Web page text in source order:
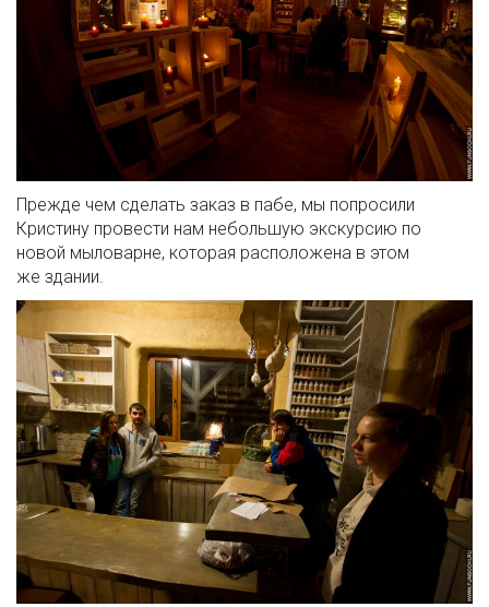
Прежде чем сделать заказ в пабе, мы попросили
Кристину провести нам небольшую экскурсию по
новой мыловарне, которая расположена в этом
же здании.